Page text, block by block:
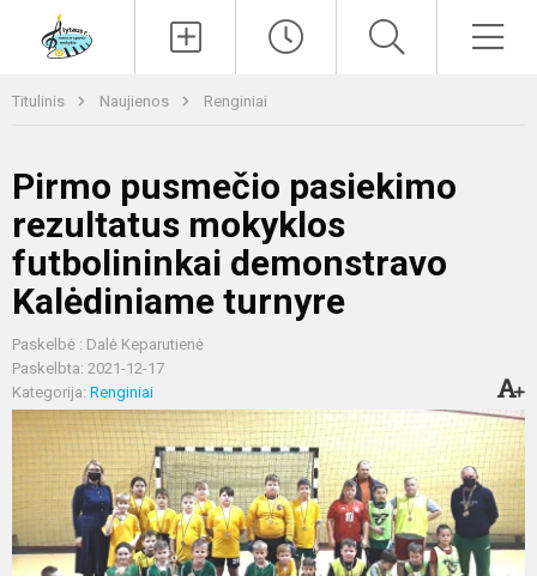
Titulinis Naujienos Renginiai
Pirmo pusmečio pasiekimo
rezultatus mokyklos
futbolininkai demonstravo
Kalėdiniame turnyre
Paskelbė : Dalė Keparutienė
Paskelbta: 2021-12-17
Kategorija: Renginiai